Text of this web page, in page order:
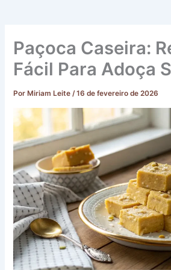
Paçoca Caseira:
Fácil Para Adoça
Por Miriam Leite/16 de fevereiro de 2026